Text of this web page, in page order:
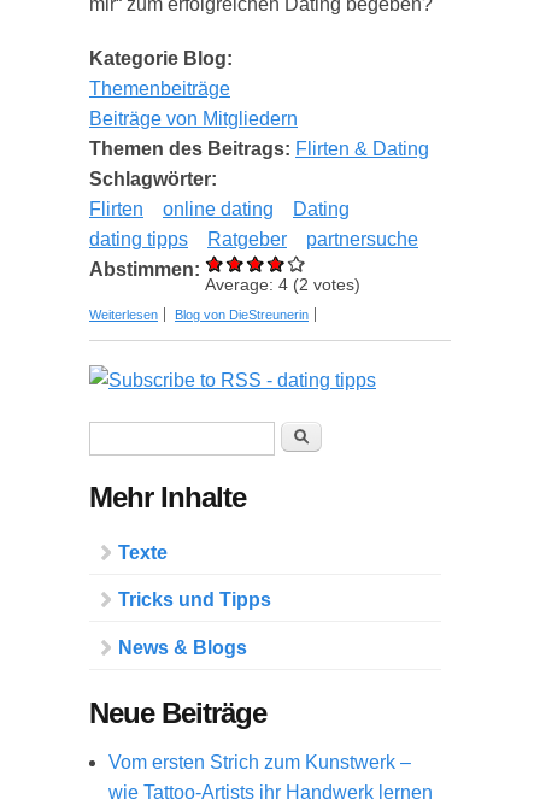
mir“ zum erfolgreichen Dating begeben?
Kategorie Blog:
Themenbeiträge
Beiträge von Mitgliedern
Themen des Beitrags: Flirten & Dating
Schlagwörter:
Flirten
online dating
Dating
dating tipps
Ratgeber
partnersuche
Abstimmen:
Average: 4 (2 votes)
Weiterlesen über Dating Tipps: Vom ersten „Like“ bis zum
Blog von DieStreunerin
Suche
Mehr Inhalte
Texte
Tricks und Tipps
News & Blogs
Neue Beiträge
Vom ersten Strich zum Kunstwerk –
wie Tattoo-Artists ihr Handwerk lernen